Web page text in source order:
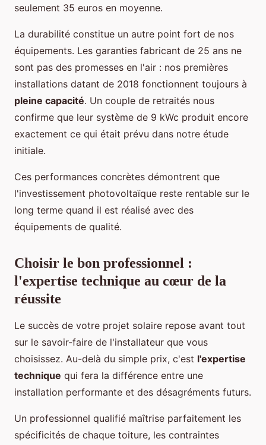
seulement 35 euros en moyenne.
La durabilité constitue un autre point fort de nos
équipements. Les garanties fabricant de 25 ans ne
sont pas des promesses en l'air : nos premières
installations datant de 2018 fonctionnent toujours à
pleine capacité. Un couple de retraités nous
confirme que leur système de 9 kWc produit encore
exactement ce qui était prévu dans notre étude
initiale.
Ces performances concrètes démontrent que
l'investissement photovoltaïque reste rentable sur le
long terme quand il est réalisé avec des
équipements de qualité.
Choisir le bon professionnel :
l'expertise technique au cœur de la
réussite
Le succès de votre projet solaire repose avant tout
sur le savoir-faire de l'installateur que vous
choisissez. Au-delà du simple prix, c'est l'expertise
technique qui fera la différence entre une
installation performante et des désagréments futurs.
Un professionnel qualifié maîtrise parfaitement les
spécificités de chaque toiture, les contraintes